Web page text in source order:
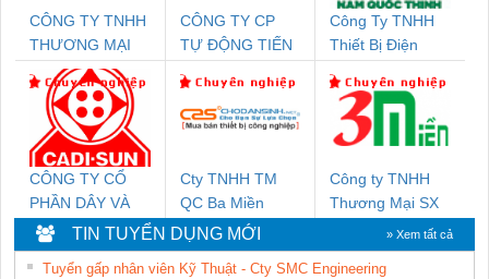
CÔNG TY TNHH
THƯƠNG MẠI
THIÊN ÂN VIỆT
NAM
CÔNG TY CP
TỰ ĐỘNG TIẾN
Công Ty TNHH
Thiết Bị Điện
CÔNG TY CỔ
PHẦN DÂY VÀ
CÁP ĐIỆN
THƯỢNG ĐÌNH
Cty TNHH TM
QC Ba Miền
Công ty TNHH
Thương Mại SX
TIN TUYỂN DỤNG MỚI » Xem tất cả
Tuyển gấp nhân viên Kỹ Thuật - Cty SMC Engineering